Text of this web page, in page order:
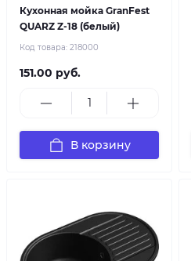
Кухонная мойка GranFest
QUARZ Z-18 (белый)
Код товара: 218000
151.00 руб.
В корзину